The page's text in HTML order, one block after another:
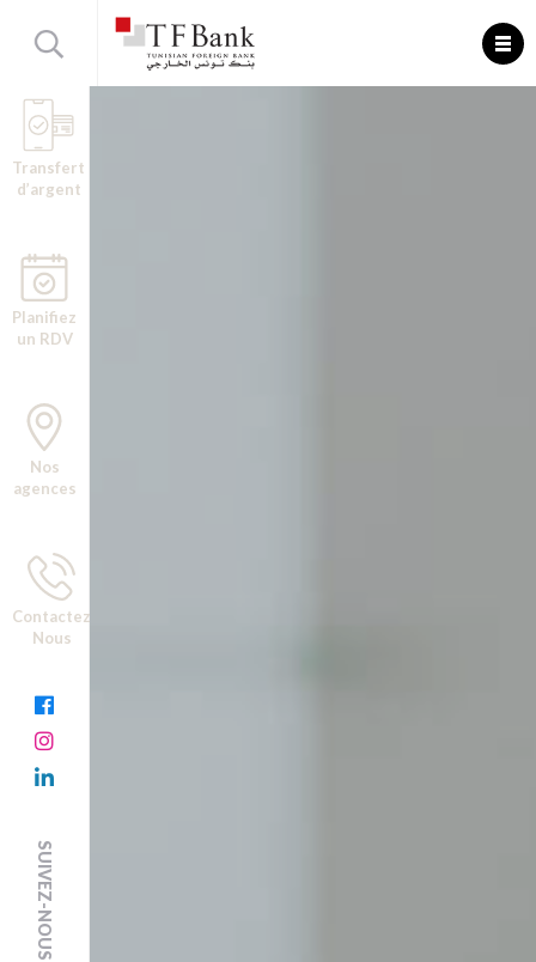
Transfert
d’argent
Planifiez
un RDV
Nos
agences
Contactez
Nous
SUIVEZ-NOUS